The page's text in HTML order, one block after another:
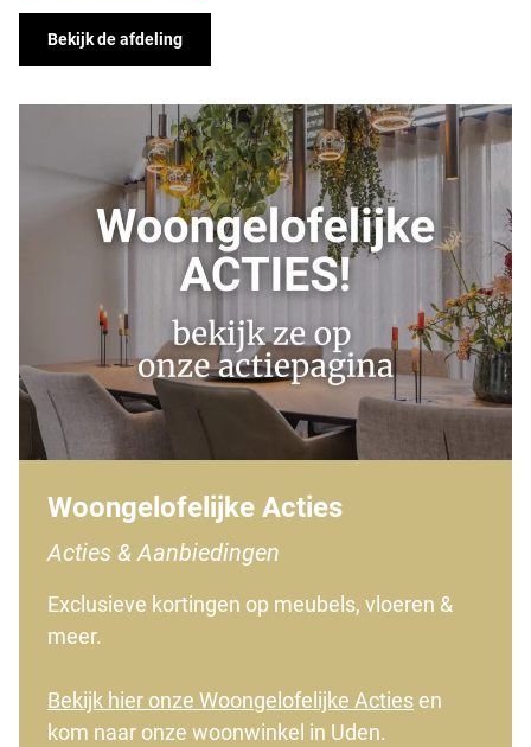
Bekijk de afdeling
Woongelofelijke Acties
Acties & Aanbiedingen
Exclusieve kortingen op meubels, vloeren &
meer.
Bekijk hier onze Woongelofelijke Acties en
kom naar onze woonwinkel in Uden.